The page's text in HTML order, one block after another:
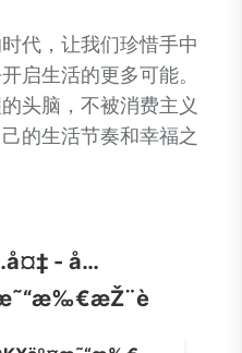
代，让我们珍惜手中
启生活的更多可能。
头脑，不被消费主义
的生活节奏和幸福之